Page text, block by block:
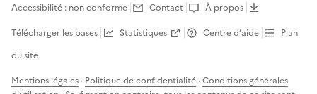
Accessibilité : non conforme Contact
À propos
Télécharger les bases
Statistiques Centre d’aide
Plan
du site
Mentions légales · Politique de confidentialité ·Conditions générales